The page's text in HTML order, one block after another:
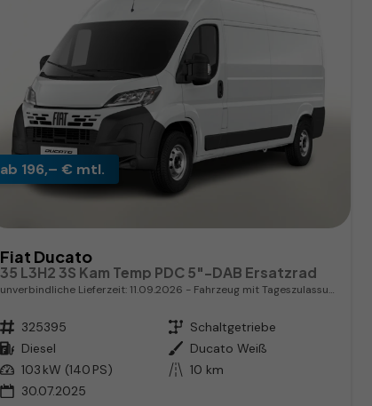
ab 196,– € mtl.
Fiat Ducato
35 L3H2 3S Kam Temp PDC 5"-DAB Ersatzrad
unverbindliche Lieferzeit: 11.09.2026 Fahrzeug mit Tageszulassung
Fahrzeugnr. 325395 Getriebe Schaltgetriebe
Kraftstoff Diesel Außenfarbe Ducato Weiß
Leistung 103 kW (140 PS) Kilometerstand 10 km
30.07.2025